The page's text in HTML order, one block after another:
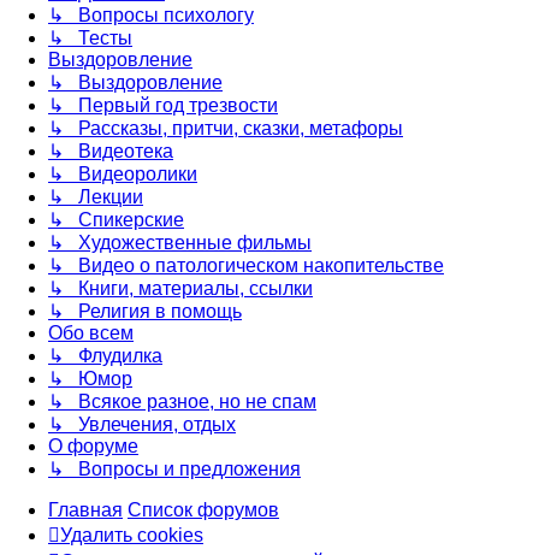
↳ Вопросы психологу
↳ Тесты
Выздоровление
↳ Выздоровление
↳ Первый год трезвости
↳ Рассказы, притчи, сказки, метафоры
↳ Видеотека
↳ Видеоролики
↳ Лекции
↳ Спикерские
↳ Художественные фильмы
↳ Видео о патологическом накопительстве
↳ Книги, материалы, ссылки
↳ Религия в помощь
Обо всем
↳ Флудилка
↳ Юмор
↳ Всякое разное, но не спам
↳ Увлечения, отдых
О форуме
↳ Вопросы и предложения
Главная Список форумов
Удалить cookies